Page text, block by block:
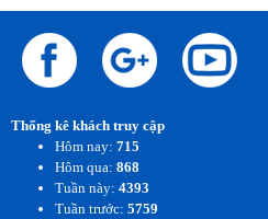
Thống kê khách truy cập
Hôm nay: 715
Hôm qua: 868
Tuần này: 4393
Tuần trước: 5759